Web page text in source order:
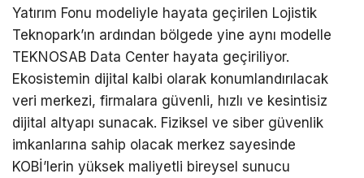
Yatırım Fonu modeliyle hayata geçirilen Lojistik
Teknopark’ın ardından bölgede yine aynı modelle
TEKNOSAB Data Center hayata geçiriliyor.
Ekosistemin dijital kalbi olarak konumlandırılacak
veri merkezi, firmalara güvenli, hızlı ve kesintisiz
dijital altyapı sunacak. Fiziksel ve siber güvenlik
imkanlarına sahip olacak merkez sayesinde
KOBİ’lerin yüksek maliyetli bireysel sunucu